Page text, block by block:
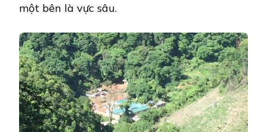
một bên là vực sâu.